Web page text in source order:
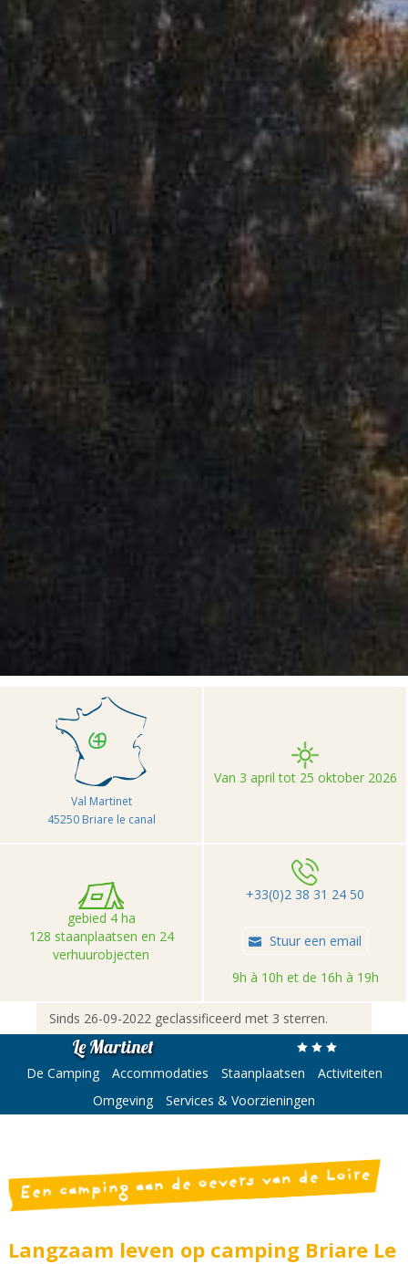
>
Val Martinet
45250 Briare le canal
Van 3 april tot 25 oktober 2026
gebied 4 ha
128 staanplaatsen en 24
verhuurobjecten
+33(0)2 38 31 24 50
Stuur een email
9h à 10h et de 16h à 19h
Sinds 26-09-2022 geclassificeerd met 3 sterren.
Le Martinet
De Camping Accommodaties Staanplaatsen
Activiteiten
Omgeving
Services & Voorzieningen
Een camping aan de oevers van de Loire
Langzaam leven op camping Briare Le